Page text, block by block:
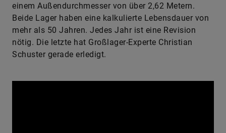
einem Außendurchmesser von über 2,62 Metern.
Beide Lager haben eine kalkulierte Lebensdauer von
mehr als 50 Jahren. Jedes Jahr ist eine Revision
nötig. Die letzte hat Großlager-Experte Christian
Schuster gerade erledigt.